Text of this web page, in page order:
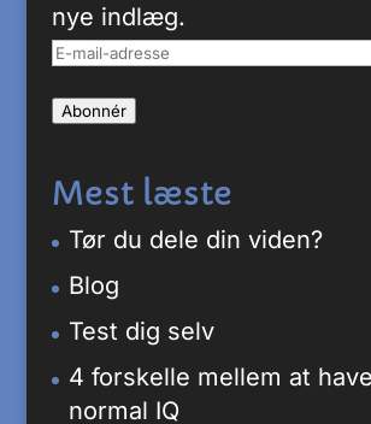
nye indlæg.
E-
adresse
Abonnér
Mest læste
Tør du dele din viden?
Blog
Test dig selv
4 forskelle mellem at
normal IQ